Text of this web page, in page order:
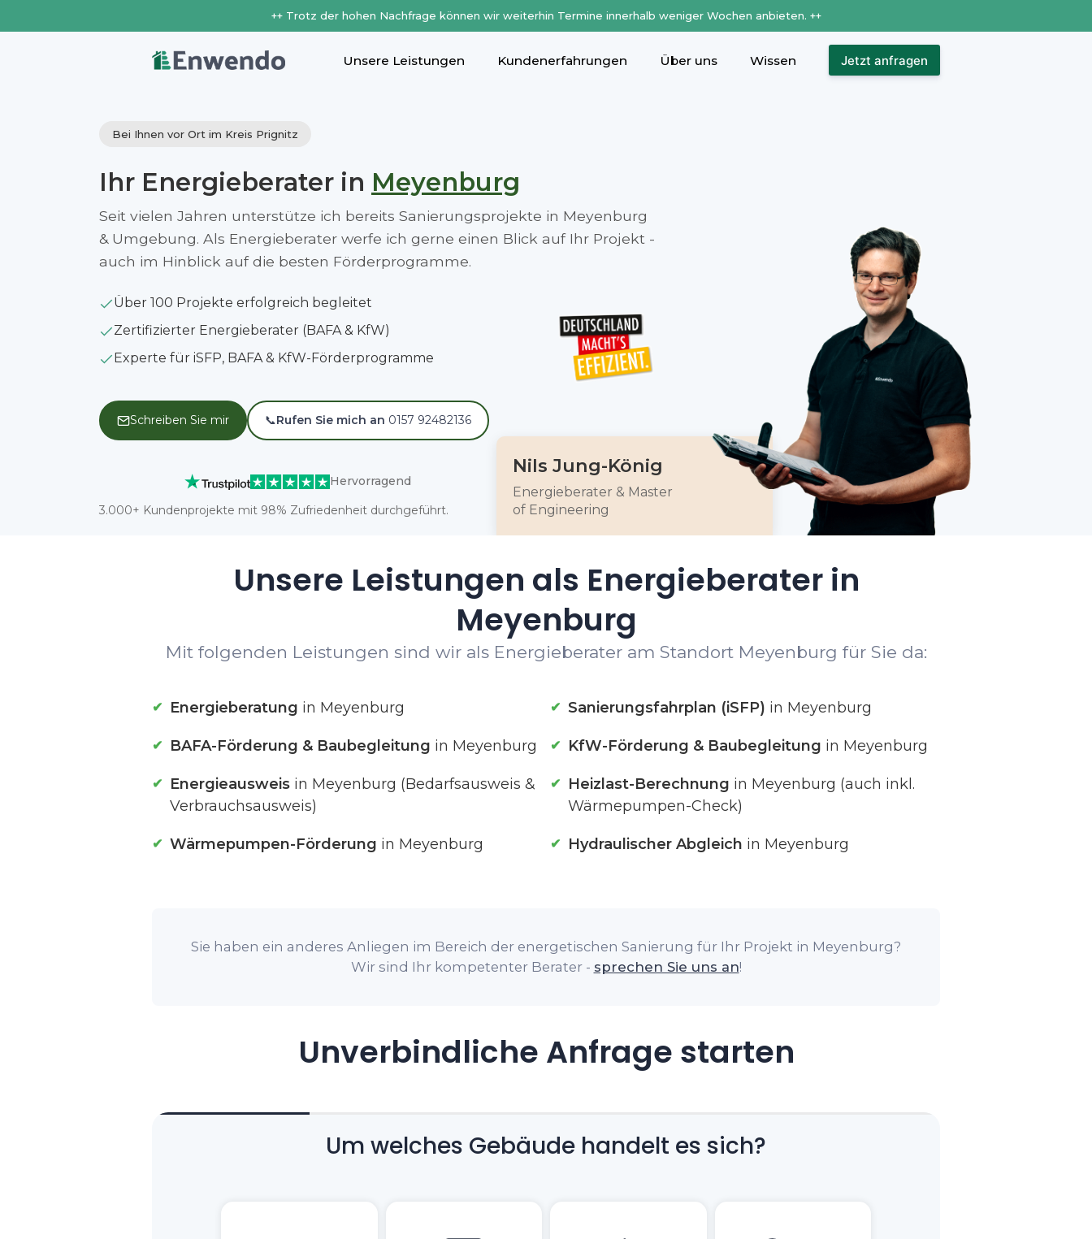
++ Trotz der hohen Nachfrage können wir weiterhin Termine innerhalb weniger Wochen anbieten. ++
Unsere Leistungen Kundenerfahrungen Über uns Wissen Jetzt anfragen
Bei Ihnen vor Ort im Kreis Prignitz
Ihr Energieberater in Meyenburg
Seit vielen Jahren unterstütze ich bereits Sanierungsprojekte in Meyenburg
& Umgebung. Als Energieberater werfe ich gerne einen Blick auf Ihr Projekt -
auch im Hinblick auf die besten Förderprogramme.
Über 100 Projekte erfolgreich begleitet
Zertifizierter Energieberater (BAFA & KfW)
Experte für iSFP, BAFA & KfW-Förderprogramme
Schreiben Sie mir 📞Rufen Sie mich an 0157 92482136
Hervorragend
3.000+ Kundenprojekte mit 98% Zufriedenheit durchgeführt.
Nils Jung-König
Energieberater & Master
of Engineering
Unsere Leistungen als Energieberater in
Meyenburg
Mit folgenden Leistungen sind wir als Energieberater am Standort Meyenburg für Sie da:
Energieberatung in Meyenburg Sanierungsfahrplan (iSFP) in Meyenburg
BAFA-Förderung & Baubegleitung in Meyenburg KfW-Förderung & Baubegleitung in Meyenburg
Energieausweis in Meyenburg (Bedarfsausweis &
Verbrauchsausweis)
Heizlast-Berechnung in Meyenburg (auch inkl.
Wärmepumpen-Check)
Wärmepumpen-Förderung in Meyenburg Hydraulischer Abgleich in Meyenburg
Sie haben ein anderes Anliegen im Bereich der energetischen Sanierung für Ihr Projekt in Meyenburg?
Wir sind Ihr kompetenter Berater - sprechen Sie uns an!
Unverbindliche Anfrage starten